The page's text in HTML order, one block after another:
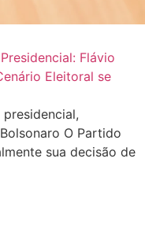
Flávio
Eleitoral se
O Partido
sua decisão de